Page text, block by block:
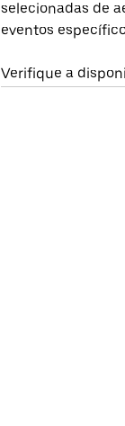
selecionadas de
eventos
Verifique a